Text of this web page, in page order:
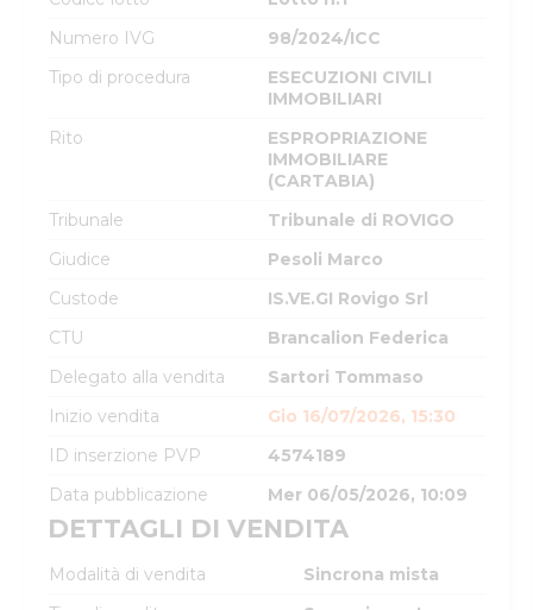
Numero IVG
98/2024/ICC
Tipo di procedura
ESECUZIONI CIVILI
IMMOBILIARI
Rito
ESPROPRIAZIONE
IMMOBILIARE
(CARTABIA)
Tribunale
Tribunale di ROVIGO
Giudice
Pesoli Marco
Custode
IS.VE.GI Rovigo Srl
CTU
Brancalion Federica
Delegato alla vendita
Sartori Tommaso
Inizio vendita
Gio 16/07/2026, 15:30
ID inserzione PVP
4574189
Data pubblicazione
Mer 06/05/2026, 10:09
DETTAGLI DI VENDITA
Modalità di vendita
Sincrona mista